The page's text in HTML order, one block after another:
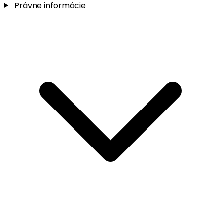
Právne informácie